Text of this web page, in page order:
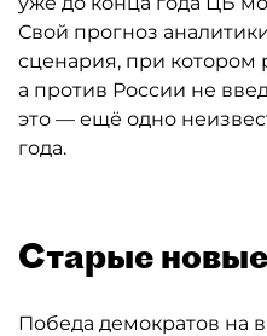
Свой прогноз
сценария, при котором
а против России не
это — ещё одно
года.
Старые
Победа демократов на